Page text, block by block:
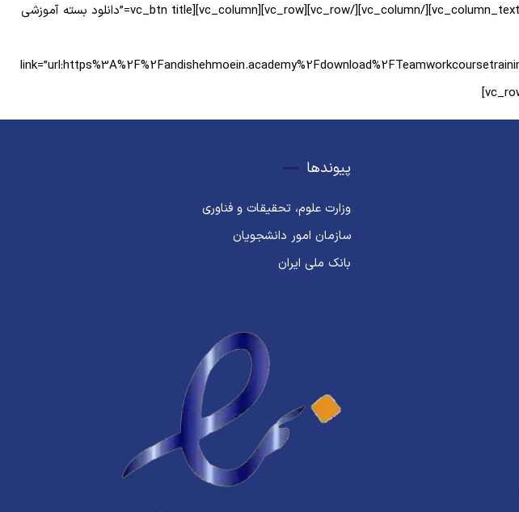
این بی‌انگیزگی باعث تضعیف عملکرد کارکنان می‌شود و در این حالت کار گروهی نتیجه مطلوبی نخواهد داشت.[/vc_column_text][/vc_column][/vc_row][vc_row][vc_column][vc_btn title=”دانلود بسته آموزشی
پیوندها
وزارت علوم، تحقیقات و فناوری
سازمان امور دانشجویان
بانک ملی ایران